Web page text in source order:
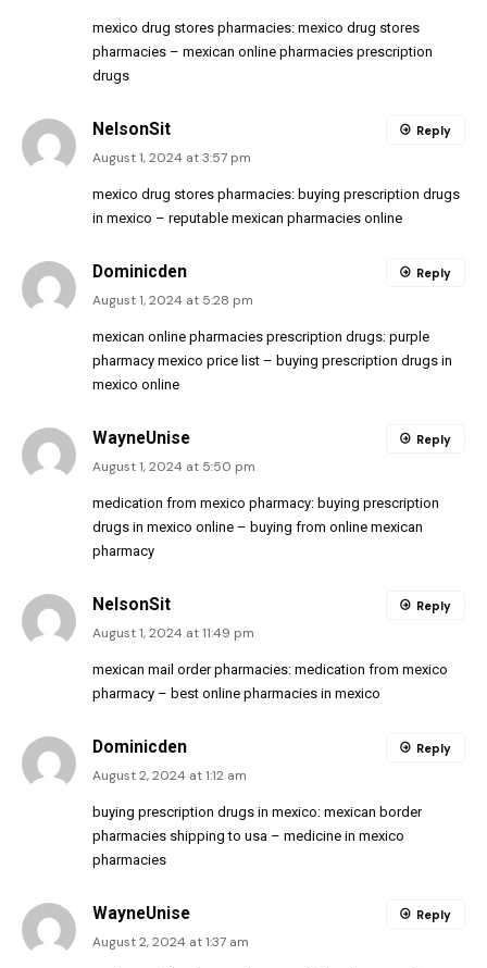
mexico drug stores pharmacies: mexico drug stores
pharmacies – mexican online pharmacies prescription
drugs
NelsonSit
August 1, 2024 at 3:57 pm
mexico drug stores pharmacies: buying prescription drugs
in mexico – reputable mexican pharmacies online
Reply
Dominicden
August 1, 2024 at 5:28 pm
mexican online pharmacies prescription drugs: purple
pharmacy mexico price list – buying prescription drugs in
mexico online
Reply
WayneUnise
August 1, 2024 at 5:50 pm
medication from mexico pharmacy: buying prescription
drugs in mexico online – buying from online mexican
pharmacy
Reply
NelsonSit
August 1, 2024 at 11:49 pm
mexican mail order pharmacies: medication from mexico
pharmacy – best online pharmacies in mexico
Reply
Dominicden
August 2, 2024 at 1:12 am
buying prescription drugs in mexico: mexican border
pharmacies shipping to usa – medicine in mexico
pharmacies
Reply
WayneUnise
August 2, 2024 at 1:37 am
Reply